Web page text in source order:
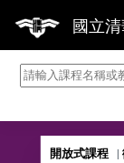
國立
開放式課程